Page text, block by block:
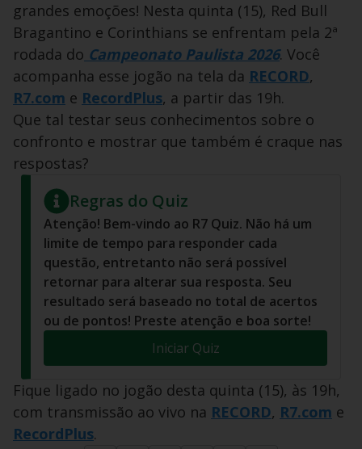
grandes emoções! Nesta quinta (15), Red Bull
Bragantino e Corinthians se enfrentam pela 2ª
rodada do Campeonato Paulista 2026. Você
acompanha esse jogão na tela da RECORD,
R7.com e RecordPlus, a partir das 19h.
Que tal testar seus conhecimentos sobre o
confronto e mostrar que também é craque nas
respostas?
Regras do Quiz
Atenção! Bem-vindo ao R7 Quiz. Não há um
limite de tempo para responder cada
questão, entretanto não será possível
retornar para alterar sua resposta. Seu
resultado será baseado no total de acertos
ou de pontos! Preste atenção e boa sorte!
Iniciar Quiz
Fique ligado no jogão desta quinta (15), às 19h,
com transmissão ao vivo na RECORD, R7.com e
RecordPlus.